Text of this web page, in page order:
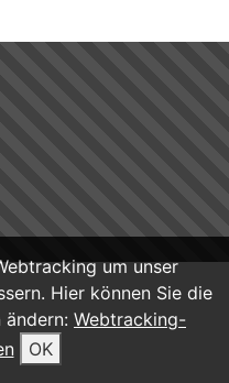
um unser
Hier können Sie die
Webtracking-
OK